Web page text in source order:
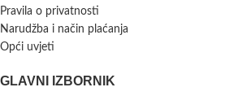
Pravila o privatnosti
Narudžba i način plaćanja
Opći uvjeti
GLAVNI IZBORNIK